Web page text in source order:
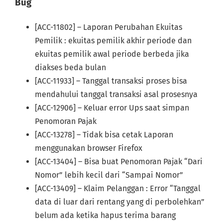
Bug
[ACC-11802] – Laporan Perubahan Ekuitas
Pemilik : ekuitas pemilik akhir periode dan
ekuitas pemilik awal periode berbeda jika
diakses beda bulan
[ACC-11933] – Tanggal transaksi proses bisa
mendahului tanggal transaksi asal prosesnya
[ACC-12906] – Keluar error Ups saat simpan
Penomoran Pajak
[ACC-13278] – Tidak bisa cetak Laporan
menggunakan browser Firefox
[ACC-13404] – Bisa buat Penomoran Pajak “Dari
Nomor” lebih kecil dari “Sampai Nomor”
[ACC-13409] – Klaim Pelanggan : Error “Tanggal
data di luar dari rentang yang di perbolehkan”
belum ada ketika hapus terima barang